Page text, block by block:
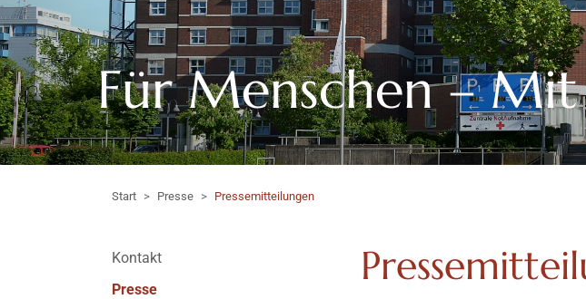
Für Menschen –
Start Presse Pressemitteilungen
Kontakt
Presse